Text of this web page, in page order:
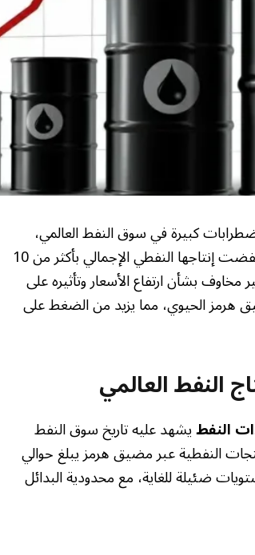
كبيرة في سوق النفط العالمي،
حيث أشارت وكالة الطاقة الدولية (IEA) إلى أن دول الخليج قد خفضت إنتاجها النفطي الإجمالي بأكثر من 10
مخاوف بشأن ارتفاع الأسعار وتأثيره على
هرمز الحيوي، مما يزيد من الضغط على
النفط العالمي
النفطيشهد عليه تاريخ سوق النفط
النفطية عبر مضيق هرمز يبلغ حوالي
ضئيلة للغاية، مع محدودية البدائل